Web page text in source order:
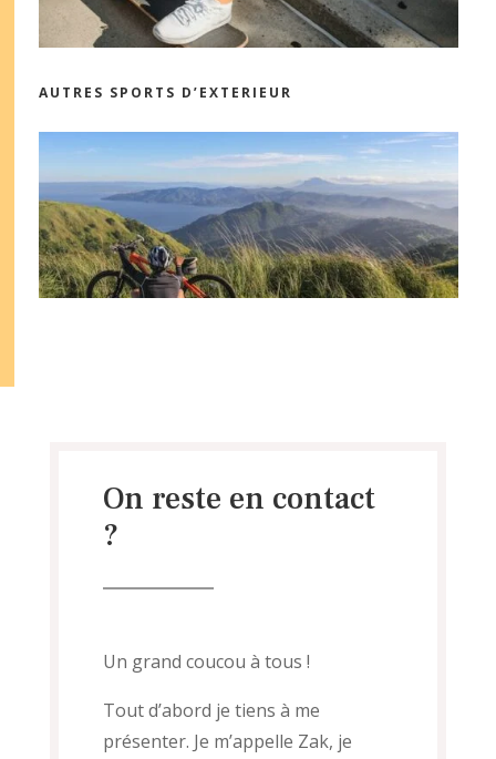
AUTRES SPORTS D’EXTERIEUR
On reste en contact
?
Un grand coucou à tous !
Tout d’abord je tiens à me
présenter. Je m’appelle Zak, je